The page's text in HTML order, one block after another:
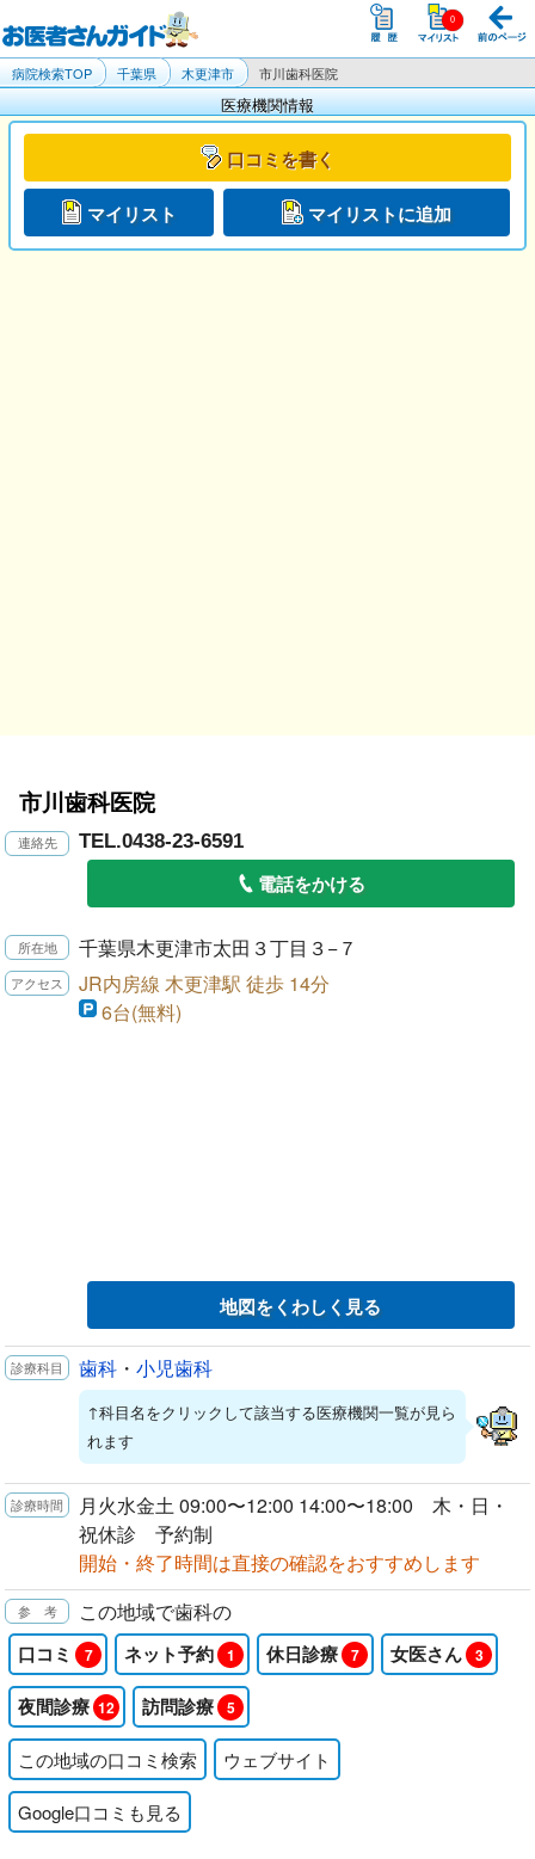
病院検索TOP 千葉県 木更津市 市川歯科医院
医療機関情報
口コミを書く
マイリスト マイリストに追加
市川歯科医院
TEL.0438-23-6591
電話をかける
千葉県木更津市太田３丁目３−７
JR内房線 木更津駅 徒歩 14分
6台(無料)
地図をくわしく見る
歯科 ・ 小児歯科
↑科目名をクリックして該当する医療機関一覧が見ら
れます
月火水金土 09:00〜12:00 14:00〜18:00 木・日・
祝休診 予約制
開始・終了時間は直接の確認をおすすめします
この地域で歯科の
口コミ 7 ネット予約 1 休日診療 7 女医さん 3
夜間診療 12 訪問診療 5
この地域の口コミ検索 ウェブサイト
Google口コミも見る